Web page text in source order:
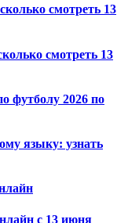
смотреть 13
смотреть 13
футболу 2026 по
языку: узнать
с 13 июня